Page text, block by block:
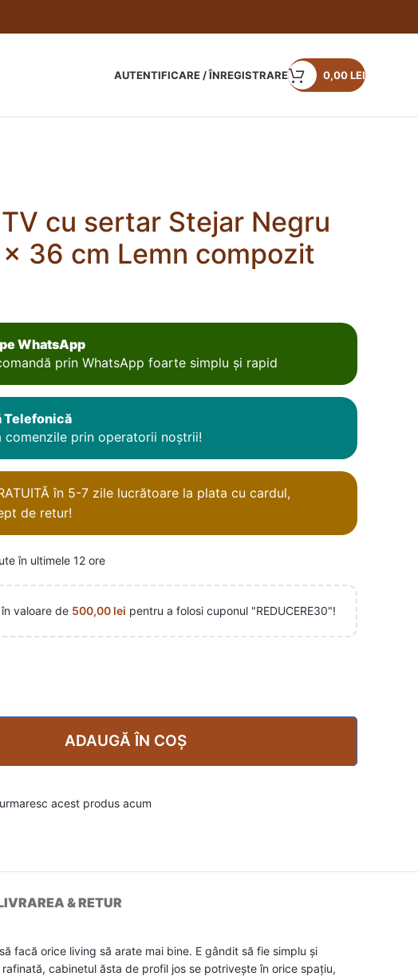
AUTENTIFICARE / ÎNREGISTRARE 0,00LEI
cu sertar Stejar Negru
36 cm Lemn compozit
WhatsApp
prin WhatsApp foarte simplu și rapid
Telefonică
comenzile prin operatorii noștrii!
în 5-7 zile lucrătoare la plata cu cardul,
de retur!
în ultimele 12 ore
valoare de 500,00 lei pentru a folosi cuponul "REDUCERE30"!
ADAUGĂ ÎN COȘ
acest produs acum
& RETUR
facă orice living să arate mai bine. E gândit să fie simplu și
cabinetul ăsta de profil jos se potrivește în orice spațiu,